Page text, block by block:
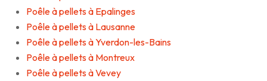
Poêle à pellets à Epalinges
Poêle à pellets à Lausanne
Poêle à pellets à Yverdon-les-Bains
Poêle à pellets à Montreux
Poêle à pellets à Vevey